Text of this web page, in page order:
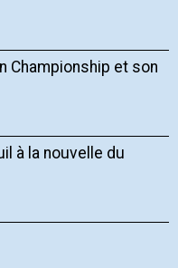
Championship et son
à la nouvelle du